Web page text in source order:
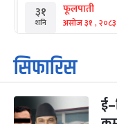
३१
शनि
फूलपाती
असोज ३१ , २०८३
१
आइत
कार्तिक
कार्तिक १, २०८३
३
मंगल
महानवमी
कार्तिक ३, २०८३-
सिफारिस